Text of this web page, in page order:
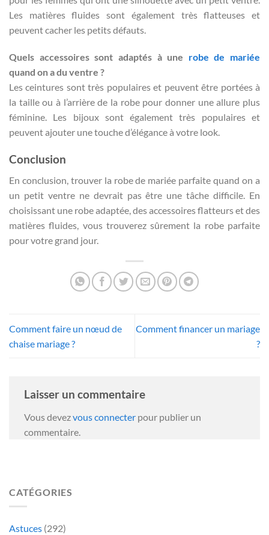
Les matières fluides sont également très flatteuses et
peuvent cacher les petits défauts.
Quels accessoires sont adaptés à une robe de mariée
quand on a du ventre ?
Les ceintures sont très populaires et peuvent être portées à
la taille ou à l’arrière de la robe pour donner une allure plus
féminine. Les bijoux sont également très populaires et
peuvent ajouter une touche d’élégance à votre look.
Conclusion
En conclusion, trouver la robe de mariée parfaite quand on a
un petit ventre ne devrait pas être une tâche difficile. En
choisissant une robe adaptée, des accessoires flatteurs et des
matières fluides, vous trouverez sûrement la robe parfaite
pour votre grand jour.
Comment faire un nœud de
chaise mariage ?
Comment financer un mariage
?
Laisser un commentaire
Vous devezvous connecter pour publier un
commentaire.
CATÉGORIES
Astuces (292)